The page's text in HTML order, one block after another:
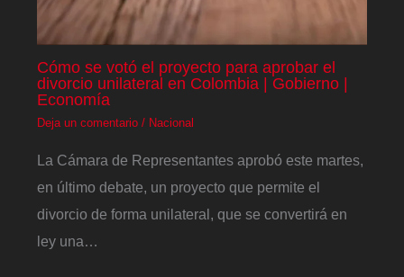
Cómo se votó el proyecto para aprobar el
divorcio unilateral en Colombia | Gobierno |
Economía
Deja un comentario / Nacional
La Cámara de Representantes aprobó este martes,
en último debate, un proyecto que permite el
divorcio de forma unilateral, que se convertirá en
ley una…